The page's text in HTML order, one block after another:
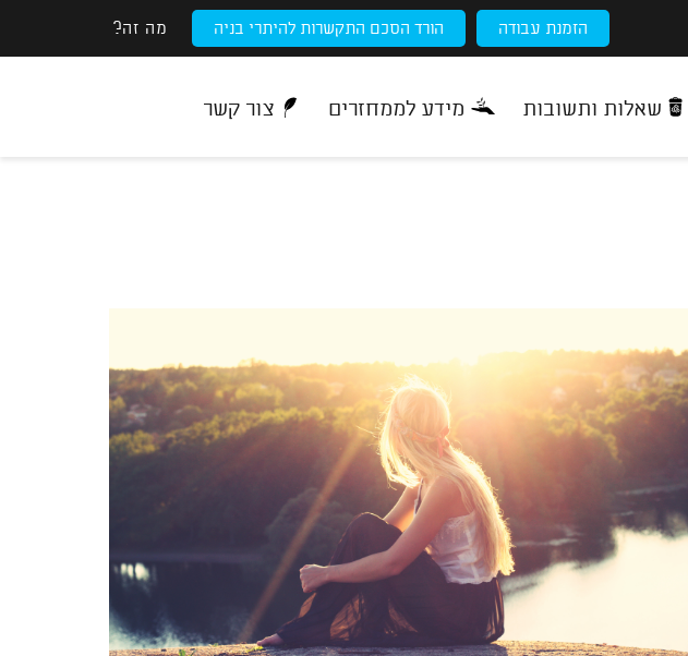
הזמנת עבודה הורד הסכם התקשרות להיתרי בניה מה זה?
שאלות ותשובות מידע לממחזרים צור קשר